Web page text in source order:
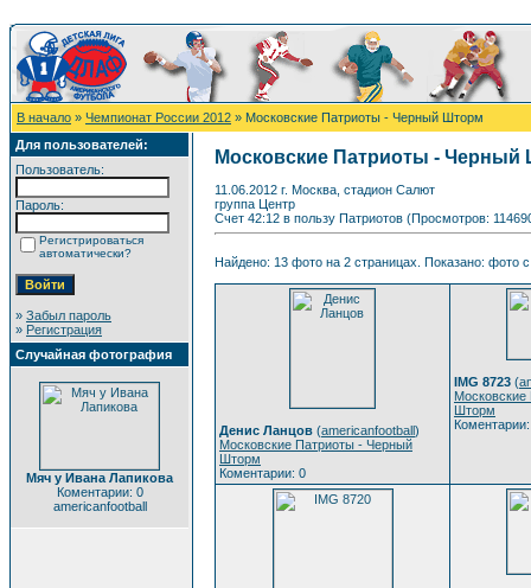
В начало » Чемпионат России 2012 » Московские Патриоты - Черный Шторм
Для пользователей:
Пользователь:
Пароль:
Регистрироваться
автоматически?
» Забыл пароль
» Регистрация
Случайная фотография
Мяч у Ивана Лапикова
Коментарии: 0
americanfootball
Московские Патриоты - Черный
11.06.2012 г. Москва, стадион Салют
группа Центр
Счет 42:12 в пользу Патриотов (Просмотров:
Найдено: 13 фото на 2 страницах. Показано: фото
Денис Ланцов (americanfootball)
Московские Патриоты - Черный
Шторм
Коментарии: 0
IMG 8723 (
Шторм